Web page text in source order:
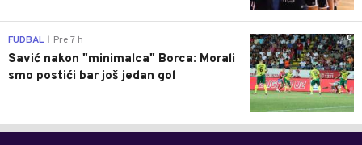
0
FUDBAL Pre 7 h
Savić nakon "minimalca" Borca: Morali
smo postići bar još jedan gol